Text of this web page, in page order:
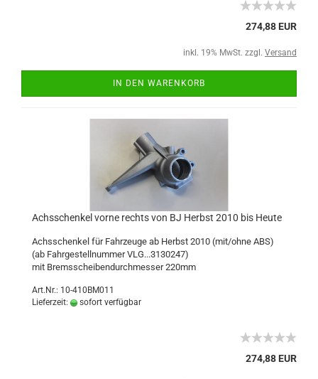
274,88 EUR
inkl. 19% MwSt. zzgl. Versand
IN DEN WARENKORB
Achsschenkel vorne rechts von BJ Herbst 2010 bis Heute
Achsschenkel für Fahrzeuge ab Herbst 2010 (mit/ohne ABS)
(ab Fahrgestellnummer VLG...3130247)
mit Bremsscheibendurchmesser 220mm
Art.Nr.: 10-410BM011
Lieferzeit:
sofort verfügbar
274,88 EUR